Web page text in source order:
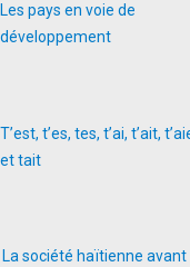
Les pays en voie de
développement
T’est, t’es, tes, t’ai, t’ait,
et tait
La société haïtienne avant